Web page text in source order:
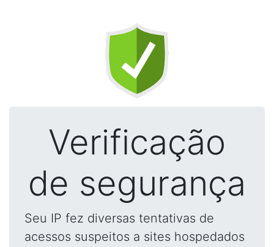
Verificação
de segurança
Seu IP fez diversas tentativas de
acessos suspeitos a sites hospedados